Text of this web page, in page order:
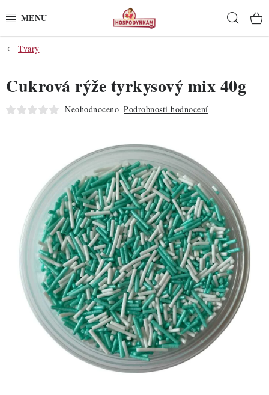
na
POTŘEBY
POMŮCKY
SUROVINY
PRO OSLAVY
DO KUCHYNĚ
POCHUTINY
ZDRAVÉ PEČENÍ
DÁRKOVÉ POUKAZY
TÉMATICKÉ PRODUKTY
Tvary
Cukrová rýže tyrkysový mix 40g
Neohodnoceno Podrobnosti hodnocení